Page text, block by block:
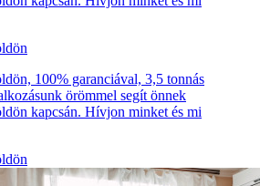
100% garanciával, 3,5 tonnás
örömmel segít önnek
kapcsán. Hívjon minket és mi